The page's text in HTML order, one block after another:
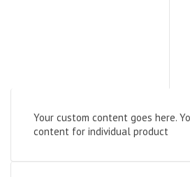
Your custom content goes here.
content for individual product